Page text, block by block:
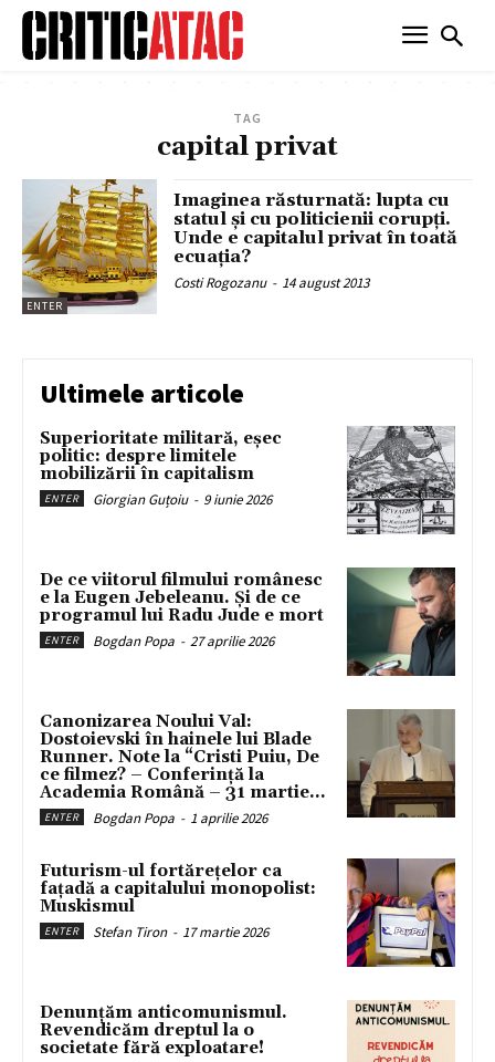
TAG
capital privat
ENTER
Imaginea răsturnată: lupta cu
statul şi cu politicienii corupţi.
Unde e capitalul privat în toată
ecuaţia?
Costi Rogozanu - 14 august 2013
Ultimele articole
Superioritate militară, eșec
politic: despre limitele
mobilizării în capitalism
ENTER Giorgian Guțoiu - 9 iunie 2026
De ce viitorul filmului românesc
e la Eugen Jebeleanu. Și de ce
programul lui Radu Jude e mort
ENTER Bogdan Popa - 27 aprilie 2026
Canonizarea Noului Val:
Dostoievski în hainele lui Blade
Runner. Note la “Cristi Puiu, De
ce filmez? – Conferință la
Academia Română – 31 martie...
ENTER Bogdan Popa - 1 aprilie 2026
Futurism-ul fortărețelor ca
fațadă a capitalului monopolist:
Muskismul
ENTER Stefan Tiron - 17 martie 2026
Denunțăm anticomunismul.
Revendicăm dreptul la o
societate fără exploatare!